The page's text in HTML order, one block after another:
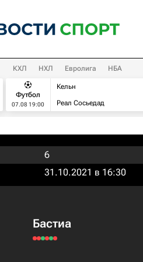
КХЛ НХЛ Евролига НБА
Футбол
07.08 19:00
Кельн
Реал Сосьедад
6
31.10.2021 в 16:30
Бастиа